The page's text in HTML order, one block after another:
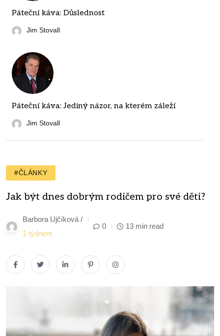
Páteční káva: Důslednost
Jim Stovall
Páteční káva: Jediný názor, na kterém záleží
Jim Stovall
#ČLÁNKY
Jak být dnes dobrým rodičem pro své děti?
Barbora Ujčíková /
1 týdnem
0 13 min read